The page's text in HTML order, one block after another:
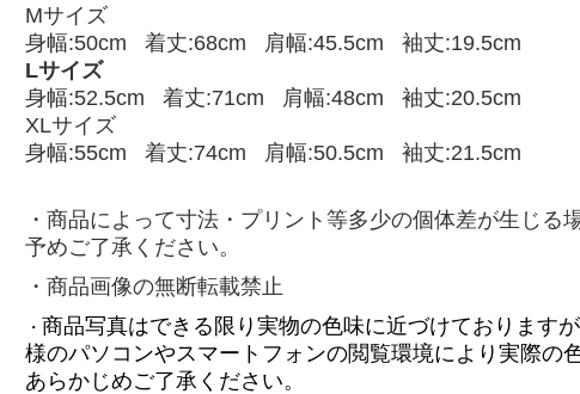
Mサイズ
身幅:50cm 着丈:68cm 肩幅:45.5cm 袖丈:19.5cm
Lサイズ
身幅:52.5cm 着丈:71cm 肩幅:48cm 袖丈:20.5cm
XLサイズ
身幅:55cm 着丈:74cm 肩幅:50.5cm 袖丈:21.5cm
・商品によって寸法・プリント等多少の個体差が生じる
予めご了承ください。
・商品画像の無断転載禁止
・ 商品写真はできる限り実物の色味に近づけておりますが
様のパソコンやスマートフォンの閲覧環境により実際の
あらかじめご了承ください。